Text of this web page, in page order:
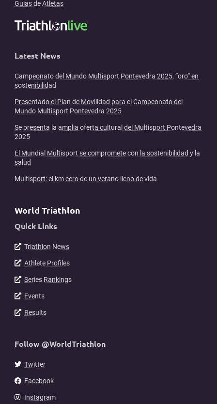
Guias de Atletas
Latest News
Campeonato del Mundo Multisport Pontevedra 2025, “oro” en
sostenibilidad
Presentado el Plan de Movilidad para el Campeonato del
Mundo Multisport Pontevedra 2025
Se presenta la amplia oferta cultural del Multisport Pontevedra
2025
El Mundial Multisport se compromete con la sostenibilidad y la
salud
Multisport: el km cero de un verano lleno de vida
World Triathlon
Quick Links
Triathlon News
Athlete Profiles
Series Rankings
Events
Results
Follow @WorldTriathlon
Twitter
Facebook
Instagram